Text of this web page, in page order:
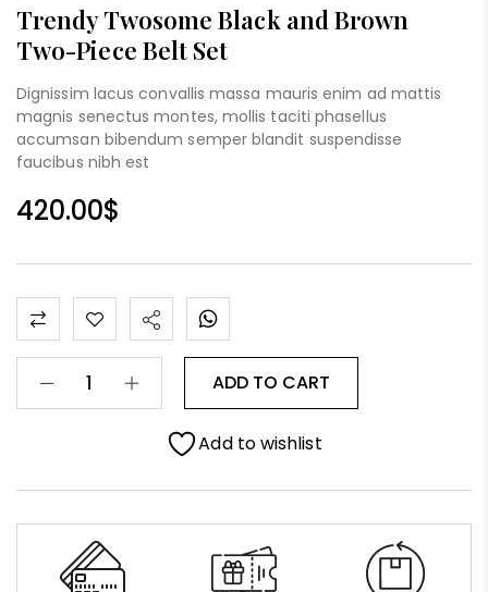
Trendy Twosome Black and Brown
Two-Piece Belt Set
Dignissim lacus convallis massa mauris enim ad mattis
magnis senectus montes, mollis taciti phasellus
accumsan bibendum semper blandit suspendisse
faucibus nibh est
420.00$
ADD TO CART
Add to wishlist